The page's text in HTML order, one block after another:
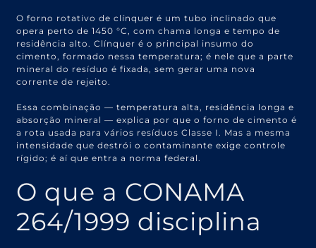
O forno rotativo de clínquer é um tubo inclinado que
opera perto de 1450 °C, com chama longa e tempo de
residência alto. Clínquer é o principal insumo do
cimento, formado nessa temperatura; é nele que a parte
mineral do resíduo é fixada, sem gerar uma nova
corrente de rejeito.
Essa combinação — temperatura alta, residência longa e
absorção mineral — explica por que o forno de cimento é
a rota usada para vários resíduos Classe I. Mas a mesma
intensidade que destrói o contaminante exige controle
rígido; é aí que entra a norma federal.
O que a CONAMA
264/1999 disciplina